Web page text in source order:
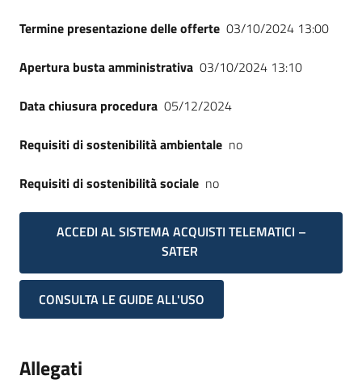
Termine presentazione delle offerte 03/10/2024 13:00
Apertura busta amministrativa 03/10/2024 13:10
Data chiusura procedura 05/12/2024
Requisiti di sostenibilità ambientale no
Requisiti di sostenibilità sociale no
ACCEDI AL SISTEMA ACQUISTI TELEMATICI –
SATER
CONSULTA LE GUIDE ALL'USO
Allegati